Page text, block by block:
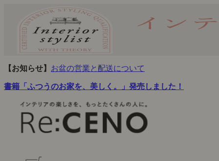
【お知らせ】 お盆の営業と配送について
書籍「ふつうのお家を、美しく。」発売しました！